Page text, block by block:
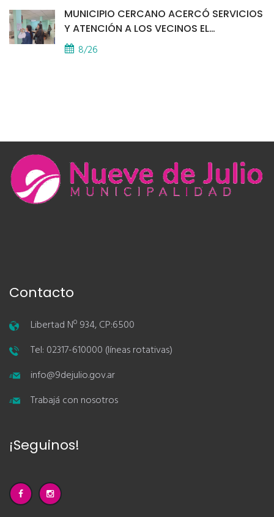
MUNICIPIO CERCANO ACERCÓ SERVICIOS
Y ATENCIÓN A LOS VECINOS EL
PROVINCIAL
8/26
Contacto
Libertad Nº 934, CP:6500
Tel: 02317-610000 (líneas rotativas)
info@9dejulio.gov.ar
Trabajá con nosotros
¡Seguinos!